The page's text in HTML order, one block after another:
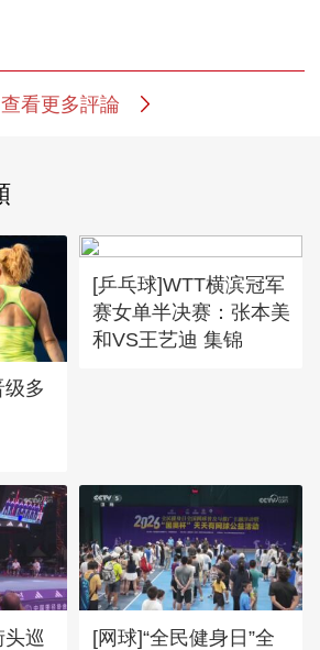
查看更多評論
多
[乒乓球]WTT横滨冠军
赛女单半决赛：张本美
和VS王艺迪 集锦
巡
[网球]“全民健身日”全